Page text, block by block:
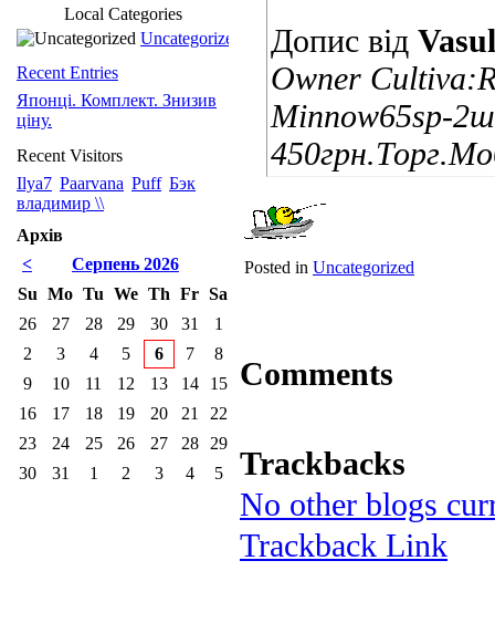
Допис від
Owner
Minnow65sp-
Posted in Uncategorized
Comments
Trackbacks
No other blogs
Trackback Link
Local Categories
Uncategorized
Recent Entries
Японці. Комплект. Знизив
ціну.
Recent Visitors
Ilya7 Paarvana Puff Бэк
владимир \\
Архів
<
Серпень 2026
Su Mo Tu We Th Fr Sa
26
27 28 29 30 31
1
2
3 4 5 6 7
8
9
10 11 12 13 14
15
16
17 18 19 20 21
22
23
24 25 26 27 28
29
30
31 1 2 3 4 5